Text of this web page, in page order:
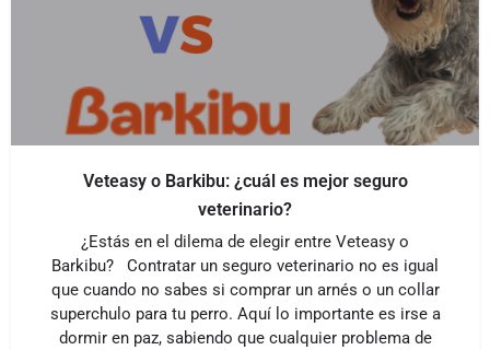
Veteasy o Barkibu: ¿cuál es mejor seguro
veterinario?
¿Estás en el dilema de elegir entre Veteasy o
Barkibu? Contratar un seguro veterinario no es igual
que cuando no sabes si comprar un arnés o un collar
superchulo para tu perro. Aquí lo importante es irse a
dormir en paz, sabiendo que cualquier problema de